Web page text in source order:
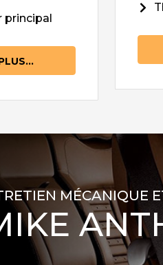
principal
MÉCANIQUE